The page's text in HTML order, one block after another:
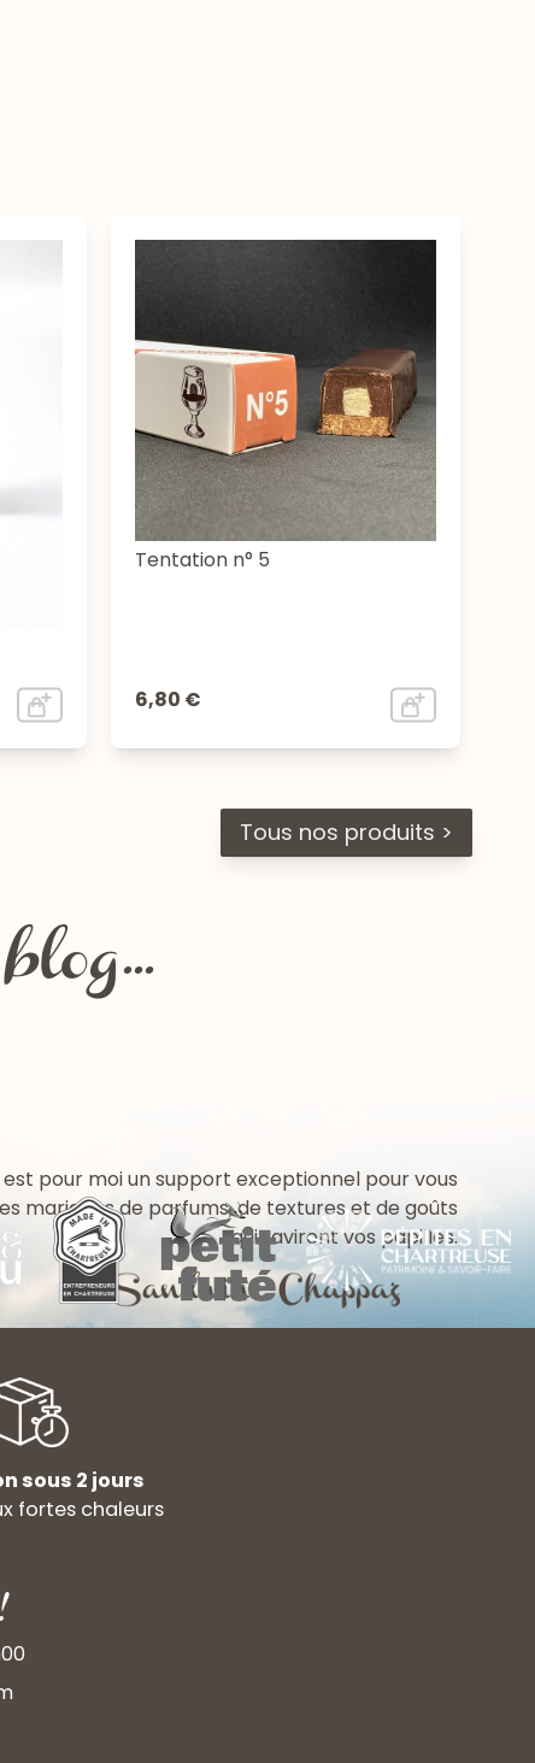
Tentation n° 5
6,80 €
Tous nos produits >
pour moi un support exceptionnel pour vous
mariages de parfums, de textures et de goûts
qui raviront vos papilles.
sous 2 jours
fortes chaleurs